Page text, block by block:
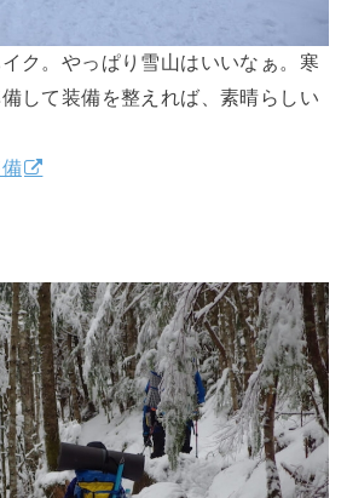
ク。やっぱり雪山はいいなぁ。寒
して装備を整えれば、素晴らしい